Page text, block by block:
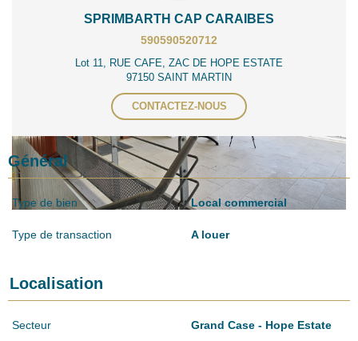
SPRIMBARTH CAP CARAIBES
590590520712
Lot 11, RUE CAFE, ZAC DE HOPE ESTATE
97150 SAINT MARTIN
CONTACTEZ-NOUS
Général
Type de bien Local commercial
Type de transaction A louer
Localisation
Secteur Grand Case - Hope Estate